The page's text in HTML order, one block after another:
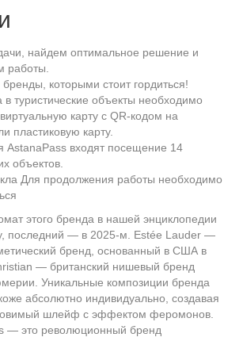
найдем оптимальное решение и
работы.
которыми стоит гордиться!
в туристические объекты необходимо
карту с QR-кодом на
пластиковую карту.
AstanaPass входят посещение 14
объектов.
Для продолжения работы необходимо
этого бренда в нашей энциклопедии
последний — в 2025-м. Estée Lauder —
бренд, основанный в США в
— британский нишевый бренд
Уникальные композиции бренда
абсолютно индивидуально, создавая
шлейф с эффектом феромонов.
— это революционный бренд